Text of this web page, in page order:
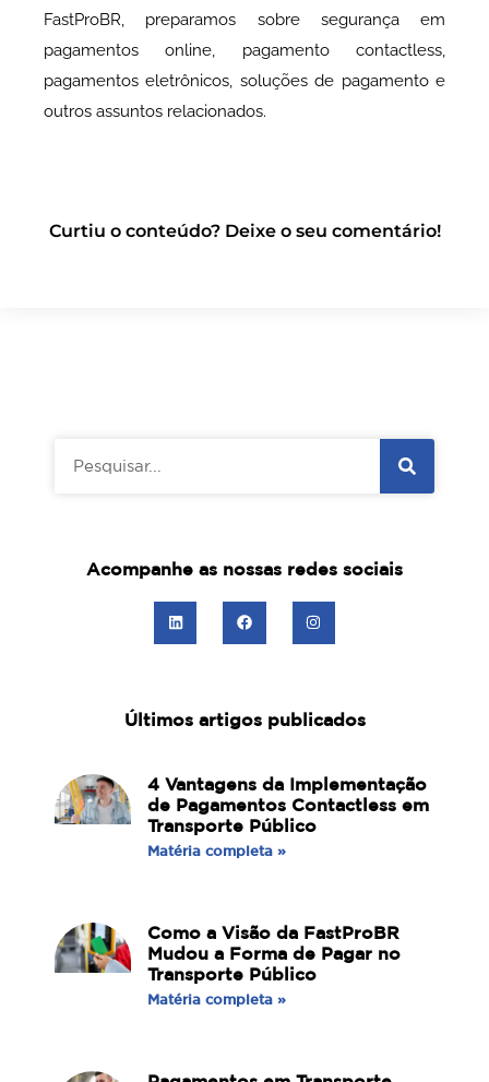
FastProBR, preparamos sobre segurança em
pagamentos online, pagamento contactless,
pagamentos eletrônicos, soluções de pagamento e
outros assuntos relacionados.
Curtiu o conteúdo? Deixe o seu comentário!
Acompanhe as nossas redes sociais
Últimos artigos publicados
4 Vantagens da Implementação
de Pagamentos Contactless em
Transporte Público
Matéria completa »
Como a Visão da FastProBR
Mudou a Forma de Pagar no
Transporte Público
Matéria completa »